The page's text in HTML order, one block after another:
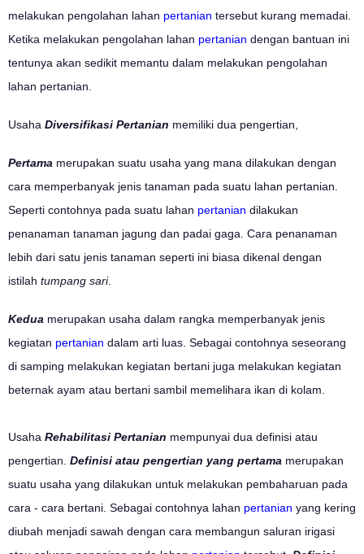
melakukan pengolahan lahan pertanian tersebut kurang memadai.
Ketika melakukan pengolahan lahan pertanian dengan bantuan ini
tentunya akan sedikit memantu dalam melakukan pengolahan
lahan pertanian.
Usaha Diversifikasi Pertanian memiliki dua pengertian,
Pertama merupakan suatu usaha yang mana dilakukan dengan
cara memperbanyak jenis tanaman pada suatu lahan pertanian.
Seperti contohnya pada suatu lahan pertanian dilakukan
penanaman tanaman jagung dan padai gaga. Cara penanaman
lebih dari satu jenis tanaman seperti ini biasa dikenal dengan
istilah tumpang sari.
Kedua merupakan usaha dalam rangka memperbanyak jenis
kegiatan pertanian dalam arti luas. Sebagai contohnya seseorang
di samping melakukan kegiatan bertani juga melakukan kegiatan
beternak ayam atau bertani sambil memelihara ikan di kolam.
Usaha Rehabilitasi Pertanian mempunyai dua definisi atau
pengertian. Definisi atau pengertian yang pertama merupakan
suatu usaha yang dilakukan untuk melakukan pembaharuan pada
cara - cara bertani. Sebagai contohnya lahan pertanian yang kering
diubah menjadi sawah dengan cara membangun saluran irigasi